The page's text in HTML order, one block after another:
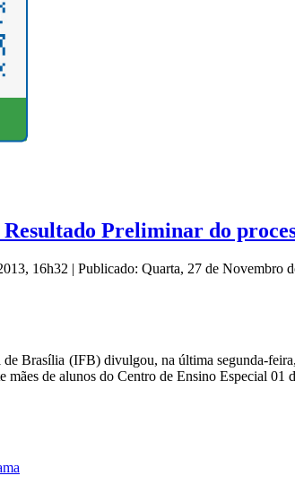
Preliminar do
16h32 | Publicado: Quarta, 27 de Novembro
Brasília (IFB) divulgou, na última segunda-
mães de alunos do Centro de Ensino Especial 01